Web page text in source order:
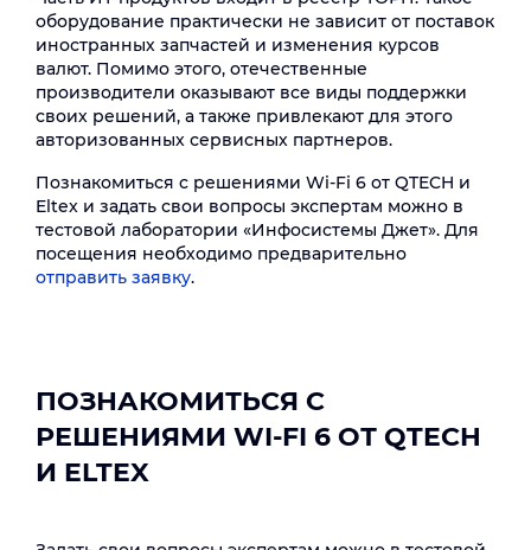
оборудование практически не зависит от поставок
иностранных запчастей и изменения курсов
валют. Помимо этого, отечественные
производители оказывают все виды поддержки
своих решений, а также привлекают для этого
авторизованных сервисных партнеров.
Познакомиться с решениями Wi-Fi 6 от QTECH и
Eltex и задать свои вопросы экспертам можно в
тестовой лаборатории «Инфосистемы Джет». Для
посещения необходимо предварительно
отправить заявку.
ПОЗНАКОМИТЬСЯ С
РЕШЕНИЯМИ WI-FI 6 ОТ QTECH
И ELTEX